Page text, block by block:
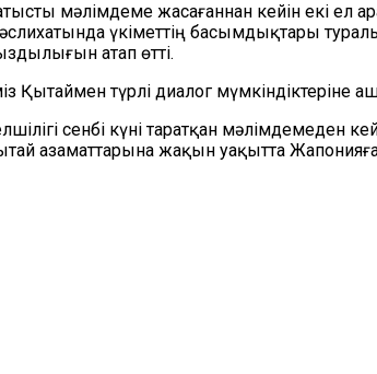
мәлімдеме жасағаннан кейін екі ел
үкіметтің басымдықтары
атап өтті.
Қытаймен түрлі диалог
сенбі күні таратқан мәлімдемеден
азаматтарына жақын уақытта